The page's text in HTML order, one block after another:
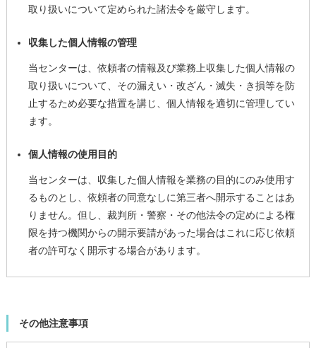
取り扱いについて定められた諸法令を厳守します。
収集した個人情報の管理
当センターは、依頼者の情報及び業務上収集した個人情報の
取り扱いについて、その漏えい・改ざん・滅失・き損等を防
止するため必要な措置を講じ、個人情報を適切に管理してい
ます。
個人情報の使用目的
当センターは、収集した個人情報を業務の目的にのみ使用す
るものとし、依頼者の同意なしに第三者へ開示することはあ
りません。但し、裁判所・警察・その他法令の定めによる権
限を持つ機関からの開示要請があった場合はこれに応じ依頼
者の許可なく開示する場合があります。
その他注意事項